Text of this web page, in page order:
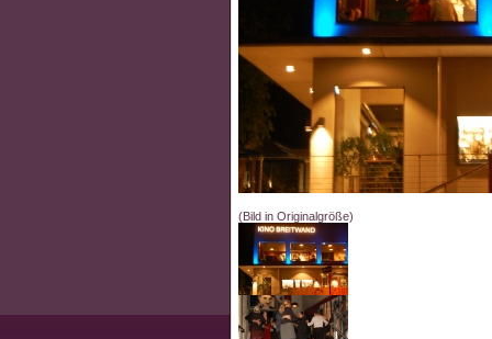
(Bild in Originalgröße)